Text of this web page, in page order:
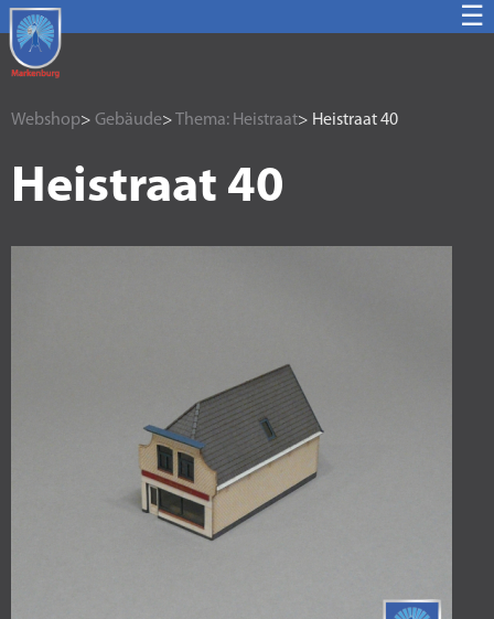
☰
Webshop> Gebäude> Thema: Heistraat> Heistraat 40
Heistraat 40